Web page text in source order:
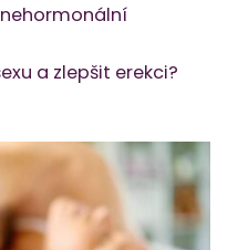
a zlepšit erekci?